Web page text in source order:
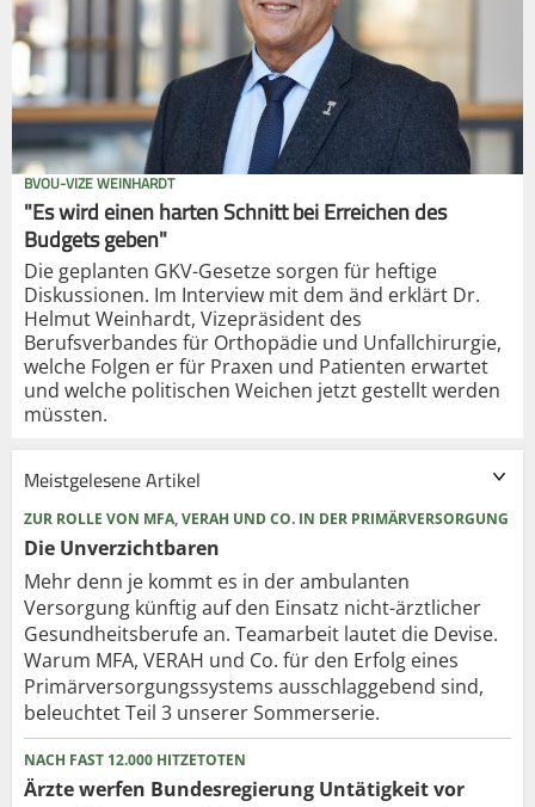
BVOU-VIZE WEINHARDT
"Es wird einen harten Schnitt bei Erreichen des
Budgets geben"
Die geplanten GKV-Gesetze sorgen für heftige
Diskussionen. Im Interview mit dem änd erklärt Dr.
Helmut Weinhardt, Vizepräsident des
Berufsverbandes für Orthopädie und Unfallchirurgie,
welche Folgen er für Praxen und Patienten erwartet
und welche politischen Weichen jetzt gestellt werden
müssten.
Meistgelesene Artikel
ZUR ROLLE VON MFA, VERAH UND CO. IN DER PRIMÄRVERSORGUNG
Die Unverzichtbaren
Mehr denn je kommt es in der ambulanten
Versorgung künftig auf den Einsatz nicht-ärztlicher
Gesundheitsberufe an. Teamarbeit lautet die Devise.
Warum MFA, VERAH und Co. für den Erfolg eines
Primärversorgungssystems ausschlaggebend sind,
beleuchtet Teil 3 unserer Sommerserie.
NACH FAST 12.000 HITZETOTEN
Ärzte werfen Bundesregierung Untätigkeit vor